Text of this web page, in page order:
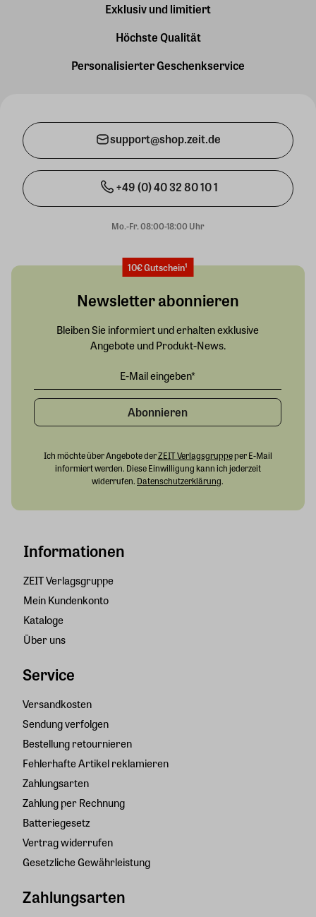
Exklusiv und limitiert
Höchste Qualität
Personalisierter Geschenkservice
support@shop.zeit.de
+49 (0) 40 32 80 10 1
Mo.-Fr. 08:00-18:00 Uhr
Informationen
ZEIT Verlagsgruppe
Mein Kundenkonto
Kataloge
Über uns
Service
Versandkosten
Sendung verfolgen
Bestellung retournieren
Fehlerhafte Artikel reklamieren
Zahlungsarten
Zahlung per Rechnung
Batteriegesetz
Vertrag widerrufen
Gesetzliche Gewährleistung
Zahlungsarten
10€ Gutschein¹
Newsletter abonnieren
Bleiben Sie informiert und erhalten exklusive
Angebote und Produkt-News.
Abonnieren
Ich möchte über Angebote derZEIT Verlagsgruppeper E-Mail
informiert werden. Diese Einwilligung kann ich jederzeit
widerrufen. Datenschutzerklärung.